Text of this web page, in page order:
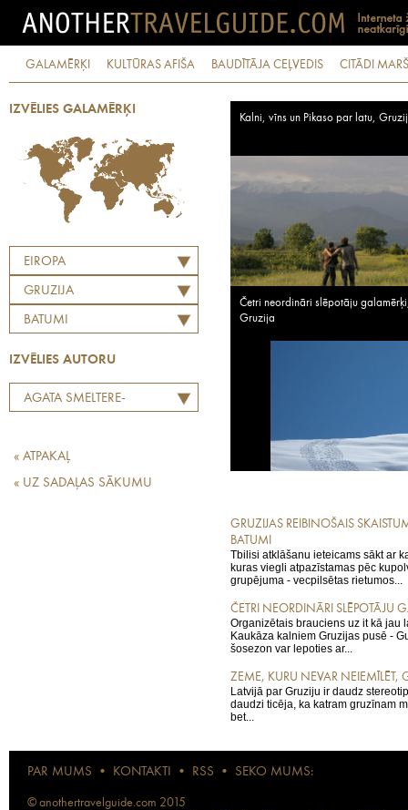
GALAMĒRĶI KULTŪRAS AFIŠA BAUDĪTĀJA CEĻVEDIS CITĀDI
IZVĒLIES GALAMĒRĶI
EIROPA
GRUZIJA
BATUMI
IZVĒLIES AUTORU
AGATA SMELTERE-
« ATPAKAĻ
« UZ SADAĻAS SĀKUMU
Kalni, vīns un Pikaso par latu,
Četri neordināri slēpotāju
Gruzija
GRUZIJAS REIBINOŠAIS
BATUMI
Tbilisi atklāšanu ieteicams sākt ar
kuras viegli atpazīstamas pēc
grupējuma - vecpilsētas rietumos...
ČETRI NEORDINĀRI SLĒPOTĀJU
Organizētais brauciens uz it kā jau
Kaukāza kalniem Gruzijas pusē -
šosezon var lepoties ar...
ZEME, KURU NEVAR NEIEMĪLĒT,
Latvijā par Gruziju ir daudz
daudzi ticēja, ka katram gruzīnam
bet...
PAR MUMS • KONTAKTI • RSS • SEKO MUMS:
© anothertravelguide.com 2015